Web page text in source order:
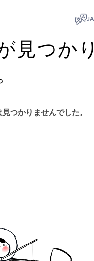
JA
見つかり
つかりませんでした。